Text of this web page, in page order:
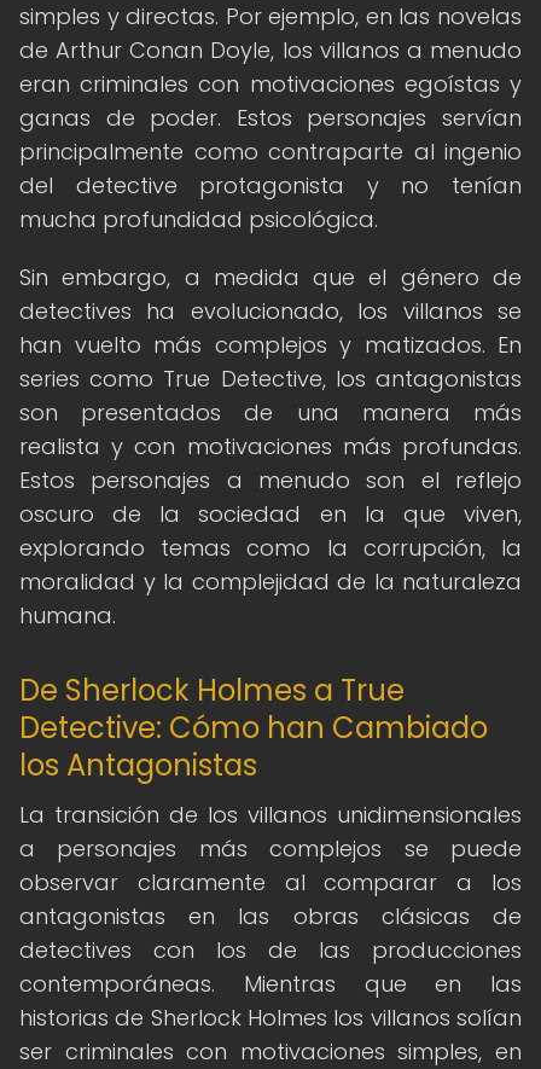
simples y directas. Por ejemplo, en las novelas
de Arthur Conan Doyle, los villanos a menudo
eran criminales con motivaciones egoístas y
ganas de poder. Estos personajes servían
principalmente como contraparte al ingenio
del detective protagonista y no tenían
mucha profundidad psicológica.
Sin embargo, a medida que el género de
detectives ha evolucionado, los villanos se
han vuelto más complejos y matizados. En
series como True Detective, los antagonistas
son presentados de una manera más
realista y con motivaciones más profundas.
Estos personajes a menudo son el reflejo
oscuro de la sociedad en la que viven,
explorando temas como la corrupción, la
moralidad y la complejidad de la naturaleza
humana.
De Sherlock Holmes a True
Detective: Cómo han Cambiado
los Antagonistas
La transición de los villanos unidimensionales
a personajes más complejos se puede
observar claramente al comparar a los
antagonistas en las obras clásicas de
detectives con los de las producciones
contemporáneas. Mientras que en las
historias de Sherlock Holmes los villanos solían
ser criminales con motivaciones simples, en